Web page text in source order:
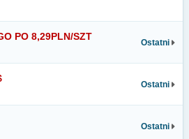
PO 8,29PLN/SZT
Ostatni
Ostatni
Ostatni